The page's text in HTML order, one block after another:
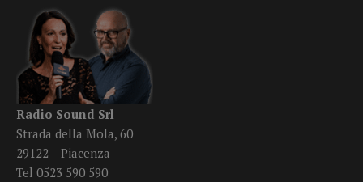
Radio Sound Srl
Strada della Mola, 60
29122 – Piacenza
Tel 0523 590 590